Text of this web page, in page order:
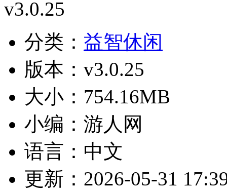
分类： 益智休闲
版本：v3.0.25
大小：754.16MB
小编：游人网
语言：中文
更新：2026-05-31